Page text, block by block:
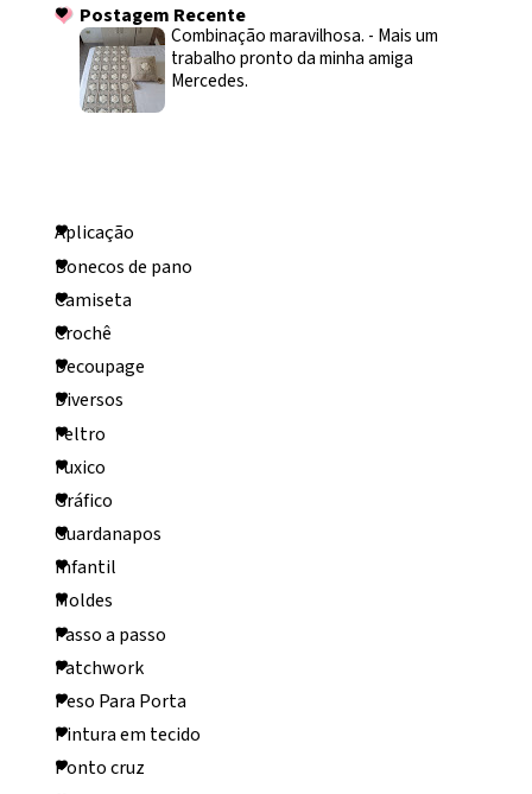
Postagem Recente
Combinação maravilhosa. - Mais um
trabalho pronto da minha amiga
Mercedes.
Aplicação
Bonecos de pano
Camiseta
Crochê
Decoupage
Diversos
Feltro
Fuxico
Gráfico
Guardanapos
Infantil
Moldes
Passo a passo
Patchwork
Peso Para Porta
Pintura em tecido
Ponto cruz